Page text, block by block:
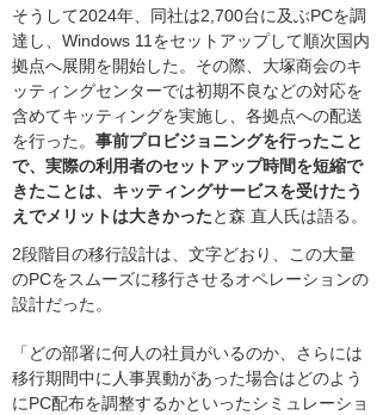
そうして2024年、同社は2,700台に及ぶPCを調
達し、Windows 11をセットアップして順次国内
拠点へ展開を開始した。その際、大塚商会のキ
ッティングセンターでは初期不良などの対応を
含めてキッティングを実施し、各拠点への配送
を行った。 事前プロビジョニングを行ったこと
で、実際の利用者のセットアップ時間を短縮で
きたことは、キッティングサービスを受けたう
えでメリットは大きかったと森 直人氏は語る。
2段階目の移行設計は、文字どおり、この大量
のPCをスムーズに移行させるオペレーションの
設計だった。
「どの部署に何人の社員がいるのか、さらには
移行期間中に人事異動があった場合はどのよう
にPC配布を調整するかといったシミュレーショ